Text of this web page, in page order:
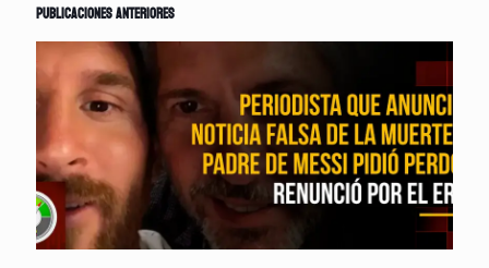
Publicaciones anteriores